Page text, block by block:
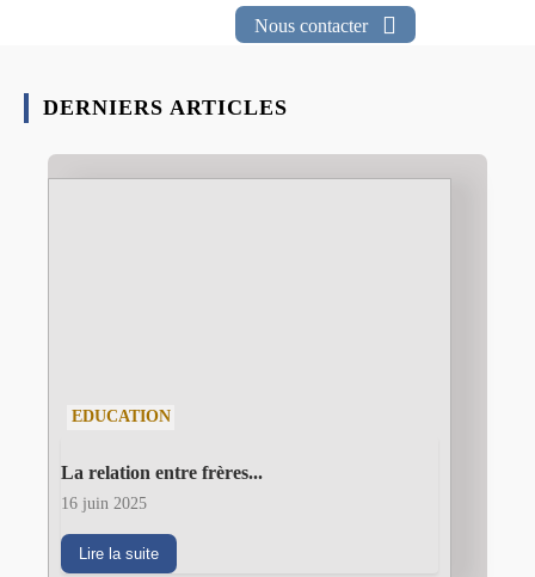
Nous contacter
DERNIERS ARTICLES
EDUCATION
La relation entre frères...
16 juin 2025
Lire la suite